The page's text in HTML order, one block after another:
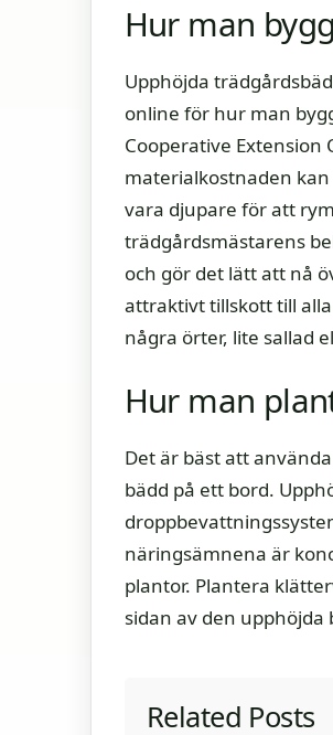
Hur man
Upphöjda
online för hur man
Cooperative Extension
materialkostnaden kan
vara djupare för att
trädgårdsmästarens
och gör det lätt att nå
attraktivt tillskott till
några örter, lite sallad
Hur man
Det är bäst att
bädd på ett bord.
näringsämnena är
plantor. Plantera
sidan av den upphöjda
Related Posts